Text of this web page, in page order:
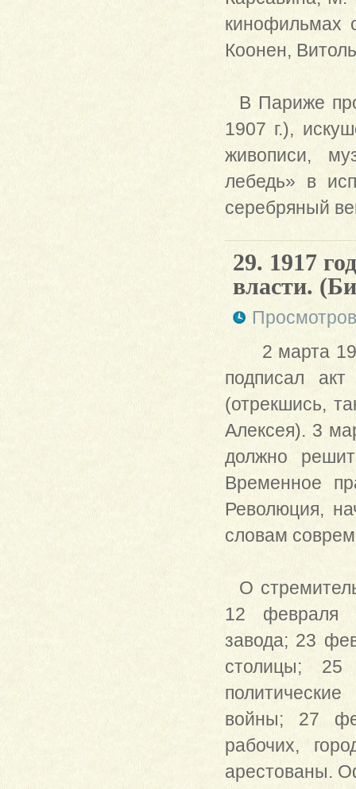
кинофильмах
Коонен,
В Париже
1907 г.),
живописи,
лебедь» в
серебряный
29. 1917
власти.
2 марта
подписал
(отрекшись,
Алексея). 3
должно
Временное
Революция,
словам
О
12 февраля
завода; 23
столицы; 25
войны; 27
рабочих,
арестованы.